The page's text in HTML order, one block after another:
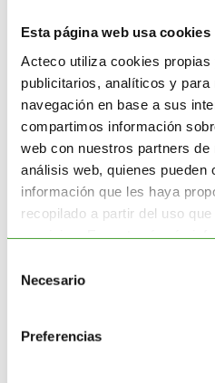
Esta página web usa cookies
Acteco utiliza cookies
publicitarios, analíticos y
navegación en base a sus
compartimos información
web con nuestros partners
análisis web, quienes pueden
información que les haya
recopilado a partir del uso
Necesario
Preferencias
Servicios
Consultoría
Reciclado
Gestión Residuos
Transporte
Suministro